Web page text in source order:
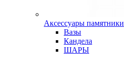
Аксессуары памятники
Вазы
Кандела
ШАРЫ